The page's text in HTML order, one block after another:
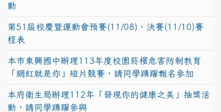
動
第51屆校慶暨運動會預賽(11/08)、決賽(11/10)賽
程表
本市東興國中辦理113年度校園菸檳危害防制教育
「網紅就是你」短片競賽，請同學踴躍報名參加
本府衛生局辦理112年「發現你的健康之美」抽獎活
動，請同學踴躍參與